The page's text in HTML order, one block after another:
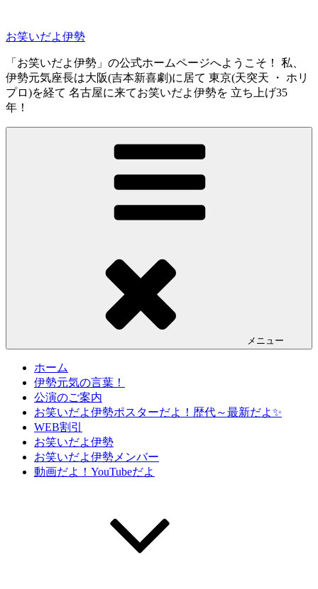
テ
ン
ツ
へ
ス
キ
ッ
お笑いだよ伊勢
「お笑いだよ伊勢」の公式ホームページへようこそ！ 私、
伊勢元気座長は大阪(吉本新喜劇)に居て 東京(天突天 ・ ホリ
プロ)を経て 名古屋に来てお笑いだよ伊勢を 立ち上げ35
年！
メニュー
ホーム
伊勢元気の言葉！
公演のご案内
お笑いだよ伊勢ポスターだよ！歴代～最新だよ✨
WEB割引
お笑いだよ伊勢
お笑いだよ伊勢メンバー
動画だよ！YouTubeだよ